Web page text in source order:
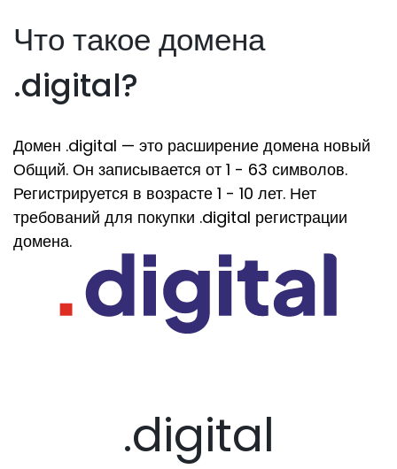
Что такое домена
.digital?
Домен .digital — это расширение домена новый
Общий. Он записывается от 1 - 63 символов.
Регистрируется в возрасте 1 - 10 лет. Нет
требований для покупки .digital регистрации
домена.
.digital